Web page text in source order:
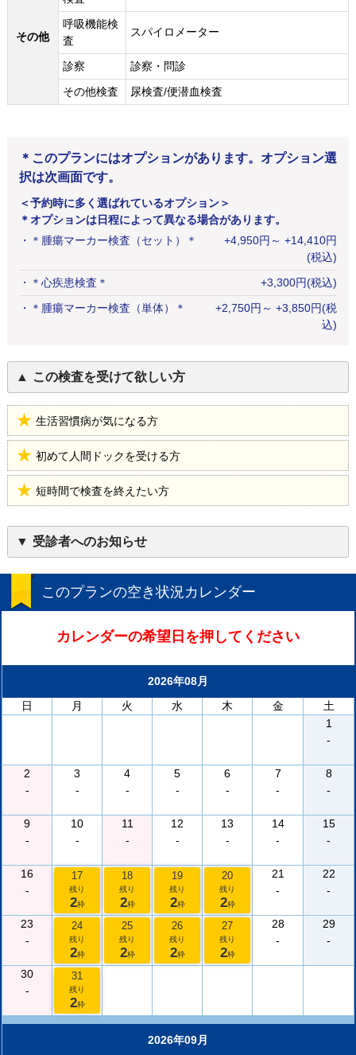
その他
呼吸機能検
査
スパイロメーター
診察
診察・問診
その他検査
尿検査/便潜血検査
＊このプランにはオプションがあります。オプション選
択は次画面です。
＜予約時に多く選ばれているオプション＞
＊オプションは日程によって異なる場合があります。
・ ＊腫瘍マーカー検査（セット）＊ +4,950円 ～ +14,410円
(税込)
・ ＊心疾患検査＊ +3,300円(税込)
・ ＊腫瘍マーカー検査（単体）＊ +2,750円 ～ +3,850円(税
込)
この検査を受けて欲しい方
生活習慣病が気になる方
初めて人間ドックを受ける方
短時間で検査を終えたい方
受診者へのお知らせ
このプランの空き状況カレンダー
カレンダーの希望日を押してください
2026年08月
日
月 火 水 木 金
土
1
-
2
-
3
-
4
-
5
-
6
-
7
-
8
-
9
-
10
-
11
-
12
-
13
-
14
-
15
-
16
-
17
残り
2枠
18
残り
2枠
19
残り
2枠
20
残り
2枠
21
-
22
-
23
-
24
残り
2枠
25
残り
2枠
26
残り
2枠
27
残り
2枠
28
-
29
-
30
-
31
残り
2枠
2026年09月